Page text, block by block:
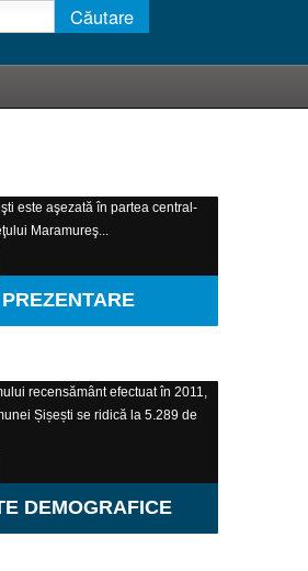
este aşezată în partea central-
Maramureş...
PREZENTARE
recensământ efectuat în 2011,
Șișești se ridică la 5.289 de
DEMOGRAFICE